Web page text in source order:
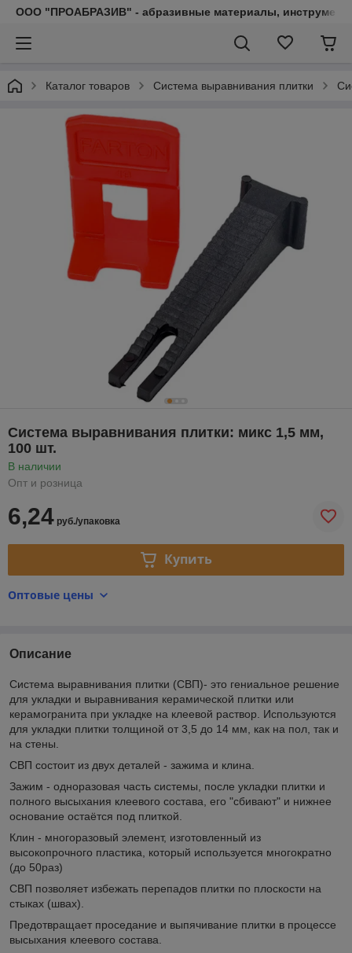
ООО "ПРОАБРАЗИВ" - абразивные материалы, инструмент,
Каталог товаров Система выравнивания плитки
Система выравнивания плитки: микс 1,5 мм,
100 шт.
В наличии
Опт и розница
6,24 руб./упаковка
Купить
Оптовые цены
Описание
Система выравнивания плитки (СВП)- это гениальное решение
для укладки и выравнивания керамической плитки или
керамогранита при укладке на клеевой раствор. Используются
для укладки плитки толщиной от 3,5 до 14 мм, как на пол, так и
на стены.
СВП состоит из двух деталей - зажима и клина.
Зажим - одноразовая часть системы, после укладки плитки и
полного высыхания клеевого состава, его "сбивают" и нижнее
основание остаётся под плиткой.
Клин - многоразовый элемент, изготовленный из
высокопрочного пластика, который используется многократно
(до 50раз)
СВП позволяет избежать перепадов плитки по плоскости на
стыках (швах).
Предотвращает проседание и выпячивание плитки в процессе
высыхания клеевого состава.